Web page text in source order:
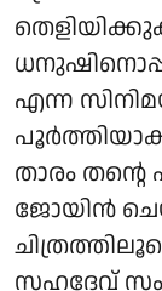
എന്ന
താരം തന്റെ
ജോയിൻ
സഹദേവ്